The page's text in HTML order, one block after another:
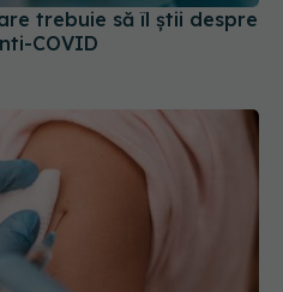
trebuie să îl știi despre
COVID